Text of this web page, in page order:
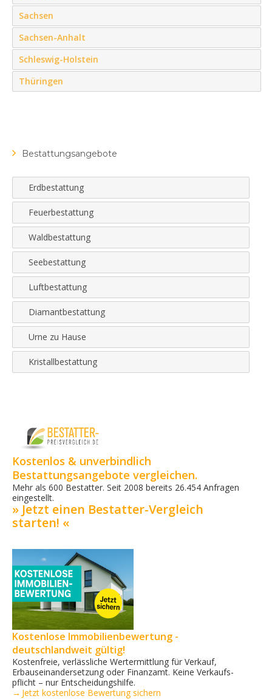
Sachsen
Sachsen-Anhalt
Schleswig-Holstein
Thüringen
Bestattungsangebote
Erdbestattung
Feuerbestattung
Waldbestattung
Seebestattung
Luftbestattung
Diamantbestattung
Urne zu Hause
Kristallbestattung
Kostenlos & unverbindlich
Bestattungsangebote vergleichen.
Mehr als 600 Bestatter. Seit 2008 bereits 26.454 Anfragen
eingestellt.
» Jetzt einen Bestatter-Vergleich
starten! «
Kostenlose Immobilienbewertung -
deutschlandweit gültig!
Kostenfreie, verlässliche Wertermittlung für Verkauf,
Erbauseinandersetzung oder Finanzamt. Keine Verkaufs­
pflicht – nur Entscheidungshilfe.
→ Jetzt kostenlose Bewertung sichern